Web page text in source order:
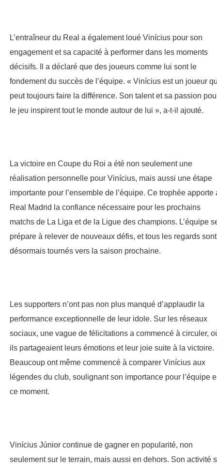
L’entraîneur du Real a également loué Vinícius pour son
engagement et sa capacité à performer dans les moments
décisifs. Il a déclaré que des joueurs comme lui sont le
fondement du succès de l’équipe. « Vinícius est un joueur
peut toujours faire la différence. Son talent et sa passion
le jeu inspirent tout le monde autour de lui », a-t-il ajouté.
La victoire en Coupe du Roi a été non seulement une
réalisation personnelle pour Vinícius, mais aussi une étape
importante pour l’ensemble de l’équipe. Ce trophée apporte
Real Madrid la confiance nécessaire pour les prochains
matchs de La Liga et de la Ligue des champions. L’équipe
prépare à relever de nouveaux défis, et tous les regards sont
désormais tournés vers la saison prochaine.
Les supporters n’ont pas non plus manqué d’applaudir la
performance exceptionnelle de leur idole. Sur les réseaux
sociaux, une vague de félicitations a commencé à circuler,
ils partageaient leurs émotions et leur joie suite à la victoire.
Beaucoup ont même commencé à comparer Vinícius aux
légendes du club, soulignant son importance pour l’équipe
ce moment.
Vinícius Júnior continue de gagner en popularité, non
seulement sur le terrain, mais aussi en dehors. Son activité